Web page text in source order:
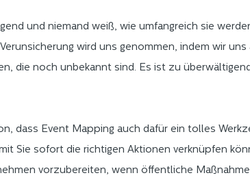
und niemand weiß, wie umfangreich sie
wird uns genommen, indem wir uns
die noch unbekannt sind. Es ist zu
dass Event Mapping auch dafür ein tolles
Sie sofort die richtigen Aktionen verknüpfen
vorzubereiten, wenn öffentliche